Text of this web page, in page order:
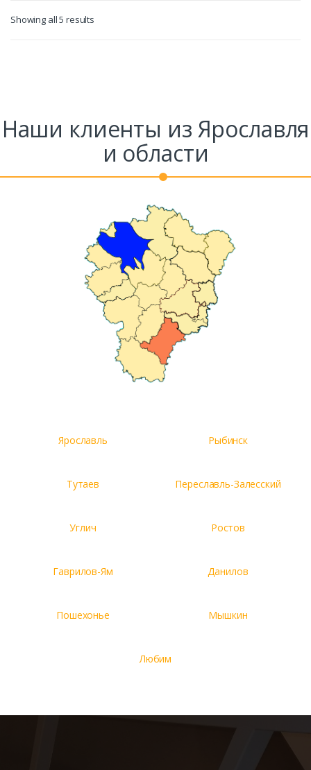
Showing all 5 results
Наши клиенты из Ярославля
и области
Ярославль Рыбинск
Тутаев Переславль-Залесский
Углич Ростов
Гаврилов-Ям Данилов
Пошехонье Мышкин
Любим